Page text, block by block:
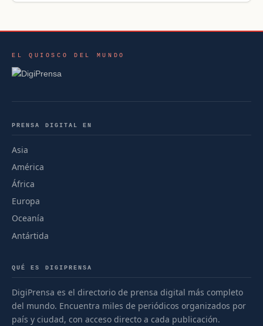
EL QUIOSCO DEL MUNDO
PRENSA DIGITAL EN
Asia
América
África
Europa
Oceanía
Antártida
QUÉ ES DIGIPRENSA
DigiPrensa es el directorio de prensa digital más completo
del mundo. Encuentra miles de periódicos organizados por
país y ciudad, con acceso directo a cada publicación.